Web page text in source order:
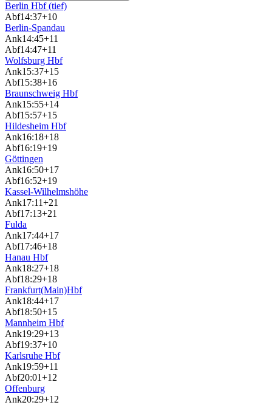
Berlin Hbf (tief)
Abf14:37+10
Berlin-Spandau
Ank14:45+11
Abf14:47+11
Wolfsburg Hbf
Ank15:37+15
Abf15:38+16
Braunschweig Hbf
Ank15:55+14
Abf15:57+15
Hildesheim Hbf
Ank16:18+18
Abf16:19+19
Göttingen
Ank16:50+17
Abf16:52+19
Kassel-Wilhelmshöhe
Ank17:11+21
Abf17:13+21
Fulda
Ank17:44+17
Abf17:46+18
Hanau Hbf
Ank18:27+18
Abf18:29+18
Frankfurt(Main)Hbf
Ank18:44+17
Abf18:50+15
Mannheim Hbf
Ank19:29+13
Abf19:37+10
Karlsruhe Hbf
Ank19:59+11
Abf20:01+12
Offenburg
Ank20:29+12